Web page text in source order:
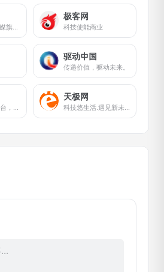
IT之家，青岛软媒旗下的前沿科技门户网站。
极客网
科技使能商业
驱动中国
传递价值，驱动未来。
国内一线科技平台，关注科技热点，报道新、酷产品，集众多KOL达人，提供试用平台，分享美好数字生活
天极网
科技悠生活.遇见新未来